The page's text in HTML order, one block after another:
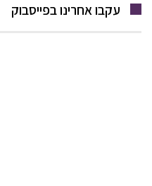
עקבו אחרינו בפייסבוק